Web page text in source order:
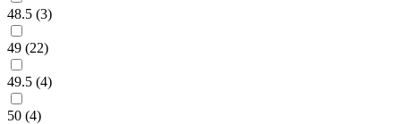
48.5 (3)
49 (22)
49.5 (4)
50 (4)